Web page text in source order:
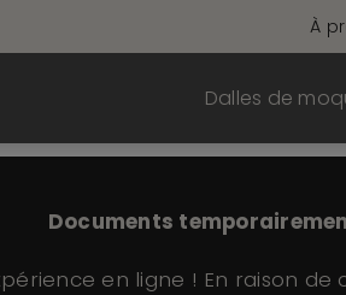
À
Dalles de
Documents
en ligne ! En raison